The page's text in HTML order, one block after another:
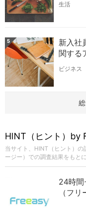
生活
5
新入社
関する
ビジネス
HINT（ヒント）by
当サイト、HINT（ヒント）
ージー）での調査結果をもと
24時間
（フリ